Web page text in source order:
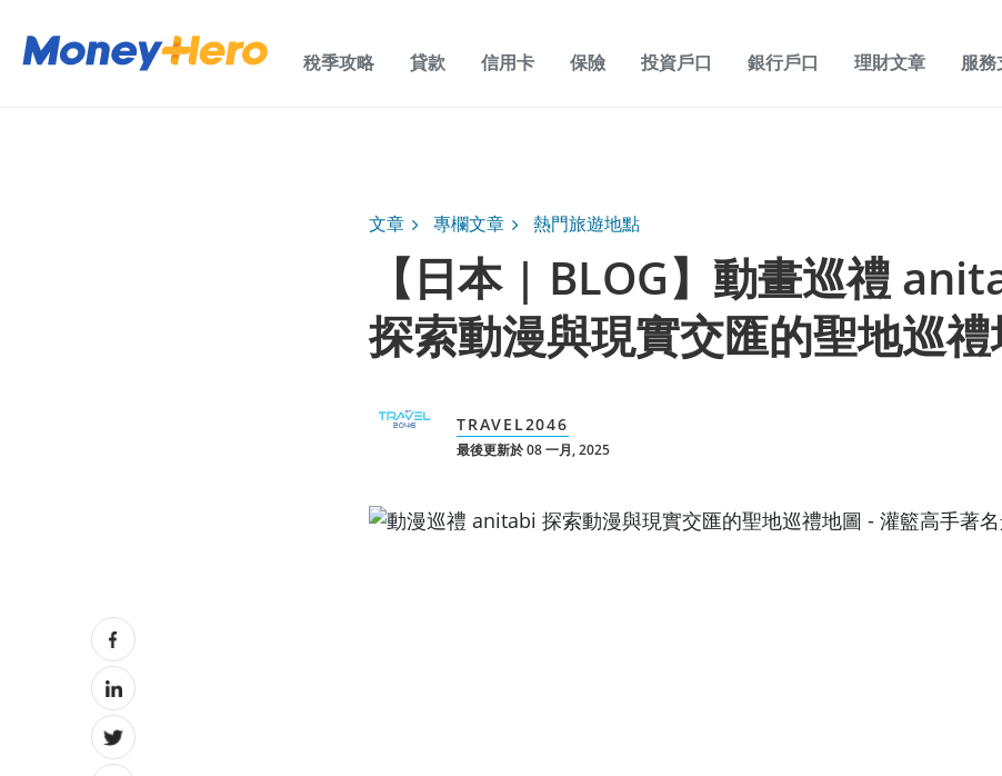
稅季攻略 貸款 信用卡 保險 投資戶口 銀行戶口 理財文章 服務
文章 專欄文章 熱門旅遊地點
【日本 | BLOG】動畫巡禮
探索動漫與現實交匯的聖地巡
TRAVEL2046
最後更新於 08 一月, 2025